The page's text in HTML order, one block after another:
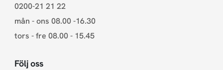
0200-21 21 22
mån - ons 08.00 -16.30
tors - fre 08.00 - 15.45
Följ oss